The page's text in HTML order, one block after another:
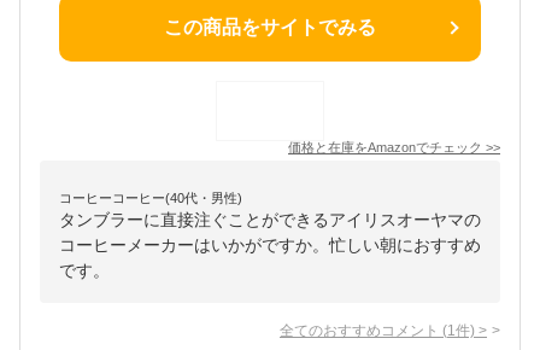
この商品をサイトでみる
価格と在庫をAmazonでチェック >>
コーヒーコーヒー(40代・男性)
タンブラーに直接注ぐことができるアイリスオーヤマの
コーヒーメーカーはいかがですか。忙しい朝におすすめ
です。
全てのおすすめコメント (1 件) >